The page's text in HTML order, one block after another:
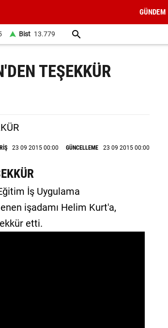
GÜNDEM
Bist 13.779
TEŞEKKÜR
23 09 2015 00:00 GÜNCELLEME 23 09 2015 00:00
İş Uygulama
işadamı Helim Kurt'a,
etti.